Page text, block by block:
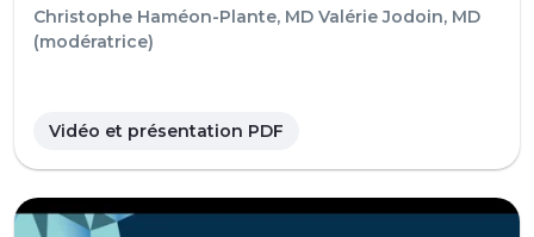
Christophe Haméon-Plante, MD Valérie Jodoin, MD
(modératrice)
Vidéo et présentation PDF